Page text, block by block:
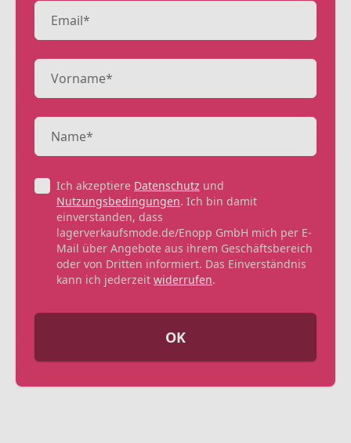
Ich akzeptiere Datenschutz und
Nutzungsbedingungen. Ich bin damit
einverstanden, dass
lagerverkaufsmode.de/Enopp GmbH mich per E-
Mail über Angebote aus ihrem Geschäftsbereich
oder von Dritten informiert. Das Einverständnis
kann ich jederzeit widerrufen.
OK